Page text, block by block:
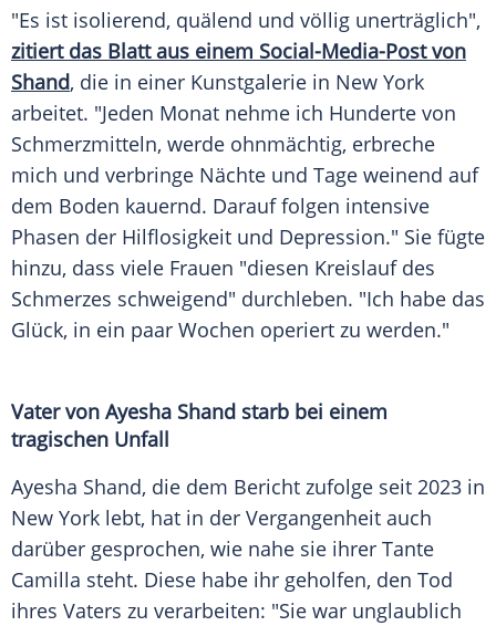
"Es ist isolierend, quälend und völlig unerträglich",
zitiert das Blatt aus einem Social-Media-Post von
Shand, die in einer Kunstgalerie in New York
arbeitet. "Jeden Monat nehme ich Hunderte von
Schmerzmitteln, werde ohnmächtig, erbreche
mich und verbringe Nächte und Tage weinend auf
dem Boden kauernd. Darauf folgen intensive
Phasen der Hilflosigkeit und Depression." Sie fügte
hinzu, dass viele Frauen "diesen Kreislaufdes
Schmerzes schweigend" durchleben. "Ich habe das
Glück, in ein paar Wochen operiert zu werden."
Vater von Ayesha Shand starb bei einem
tragischen Unfall
Ayesha Shand, die dem Bericht zufolge seit 2023 in
New York lebt, hat in der Vergangenheit auch
darüber gesprochen, wie nahe sie ihrer Tante
Camilla steht. Diese habe ihr geholfen, den Tod
ihres Vaters zu verarbeiten: "Sie war unglaublich